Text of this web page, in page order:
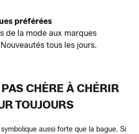
préférées
de la mode aux marques
tous les jours.
CHÈRE À CHÉRIR
TOUJOURS
aussi forte que la bague. Si